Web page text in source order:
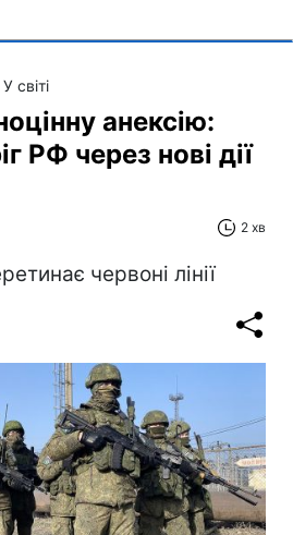
У світі
анексію:
РФ через нові дії
2 хв
червоні лінії